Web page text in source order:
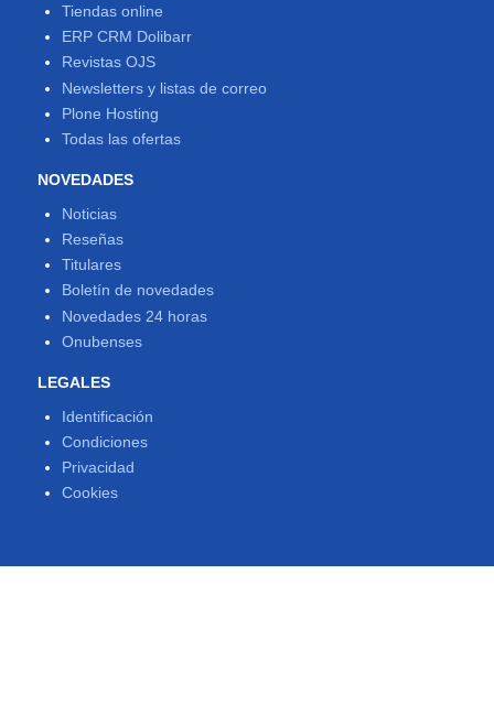
Tiendas online
ERP CRM Dolibarr
Revistas OJS
Newsletters y listas de correo
Plone Hosting
Todas las ofertas
NOVEDADES
Noticias
Reseñas
Titulares
Boletín de novedades
Novedades 24 horas
Onubenses
LEGALES
Identificación
Condiciones
Privacidad
Cookies